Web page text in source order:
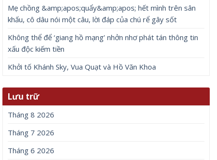
Mẹ chồng &amp;apos;quẩy&amp;apos; hết mình trên sân
khấu, cô dâu nói một câu, lời đáp của chú rể gây sốt
Không thể để ‘giang hồ mạng’ nhởn nhơ phát tán thông tin
xấu độc kiếm tiền
Khởi tố Khánh Sky, Vua Quạt và Hồ Văn Khoa
Lưu trữ
Tháng 8 2026
Tháng 7 2026
Tháng 6 2026